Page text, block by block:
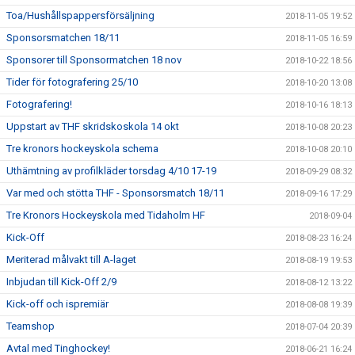
Toa/Hushållspappersförsäljning 2018-11-05 19:52
Sponsorsmatchen 18/11 2018-11-05 16:59
Sponsorer till Sponsormatchen 18 nov 2018-10-22 18:56
Tider för fotografering 25/10 2018-10-20 13:08
Fotografering! 2018-10-16 18:13
Uppstart av THF skridskoskola 14 okt 2018-10-08 20:23
Tre kronors hockeyskola schema 2018-10-08 20:10
Uthämtning av profilkläder torsdag 4/10 17-19 2018-09-29 08:32
Var med och stötta THF - Sponsorsmatch 18/11 2018-09-16 17:29
Tre Kronors Hockeyskola med Tidaholm HF 2018-09-04
Kick-Off 2018-08-23 16:24
Meriterad målvakt till A-laget 2018-08-19 19:53
Inbjudan till Kick-Off 2/9 2018-08-12 13:22
Kick-off och ispremiär 2018-08-08 19:39
Teamshop 2018-07-04 20:39
Avtal med Tinghockey! 2018-06-21 16:24